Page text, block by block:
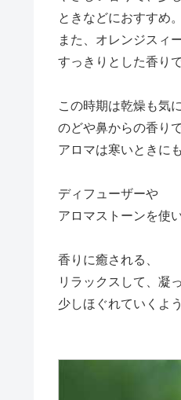
ときなどにおすすめ。
また、オレンジスィ
すっきりとした香り
この時期は乾燥も気
のどや鼻からの香り
アロマは寒いときに
ディフューザーや
アロマストーンを使
香りに癒される、
リラックスして、凝
少しほぐれていくよ